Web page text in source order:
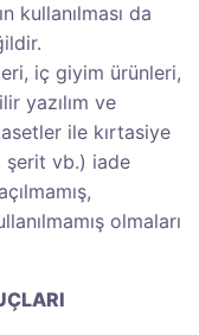
kullanılması da
iç giyim ürünleri,
yazılım ve
ile kırtasiye
şerit vb.) iade
olmaları